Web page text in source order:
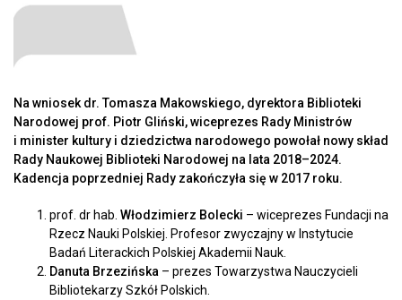
Na wniosek dr. Tomasza Makowskiego, dyrektora Biblioteki
Narodowej prof. Piotr Gliński, wiceprezes Rady Ministrów
i minister kultury i dziedzictwa narodowego powołał nowy skład
Rady Naukowej Biblioteki Narodowej na lata 2018–2024.
Kadencja poprzedniej Rady zakończyła się w 2017 roku.
prof. dr hab. Włodzimierz Bolecki – wiceprezes Fundacji na
Rzecz Nauki Polskiej. Profesor zwyczajny w Instytucie
Badań Literackich Polskiej Akademii Nauk.
Danuta Brzezińska – prezes Towarzystwa Nauczycieli
Bibliotekarzy Szkół Polskich.